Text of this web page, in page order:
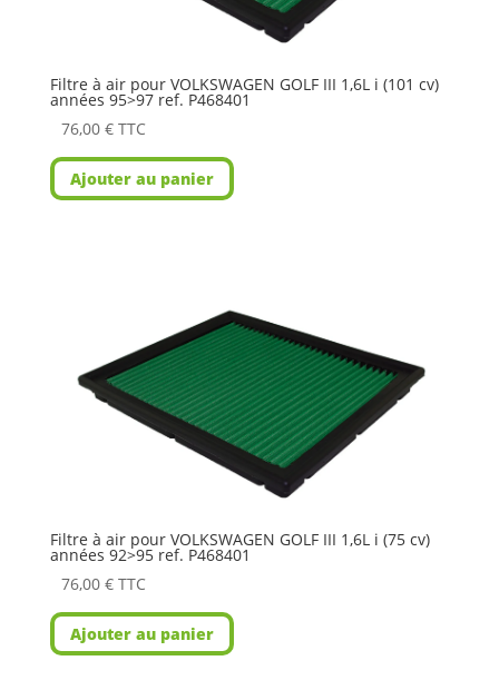
Filtre à air pour VOLKSWAGEN GOLF III 1,6L i (101 cv)
années 95>97 ref. P468401
76,00 € TTC
Ajouter au panier
Filtre à air pour VOLKSWAGEN GOLF III 1,6L i (75 cv)
années 92>95 ref. P468401
76,00 € TTC
Ajouter au panier